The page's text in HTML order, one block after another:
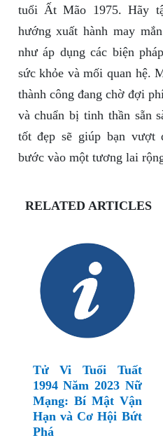
tuổi Ất Mão 1975. Hãy
hướng xuất hành may
như áp dụng các biện
sức khỏe và mối quan hệ.
thành công đang chờ đợi
và chuẩn bị tinh thần sẵn
tốt đẹp sẽ giúp bạn vượt
bước vào một tương lai
RELATED ARTICLES
Tử Vi Tuổi Tuất
1994 Năm 2023 Nữ
Mạng: Bí Mật Vận
Hạn và Cơ Hội Bứt
Phá